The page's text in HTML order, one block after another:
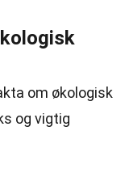
om økologisk
og vigtig